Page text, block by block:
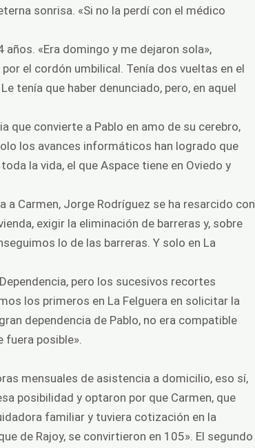
sonrisa. «Si no la perdí con el médico
años. «Era domingo y me dejaron sola»,
el cordón umbilical. Tenía dos vueltas en el
tenía que haber denunciado, pero, en aquel
que convierte a Pablo en amo de su cerebro,
los avances informáticos han logrado que
la vida, el que Aspace tiene en Oviedo y
Carmen, Jorge Rodríguez se ha resarcido con
exigir la eliminación de barreras y, sobre
lo de las barreras. Y solo en La
pero los sucesivos recortes
los primeros en La Felguera en solicitar la
dependencia de Pablo, no era compatible
fuera posible».
mensuales de asistencia a domicilio, eso sí,
posibilidad y optaron por que Carmen, que
familiar y tuviera cotización en la
de Rajoy, se convirtieron en 105». El segundo